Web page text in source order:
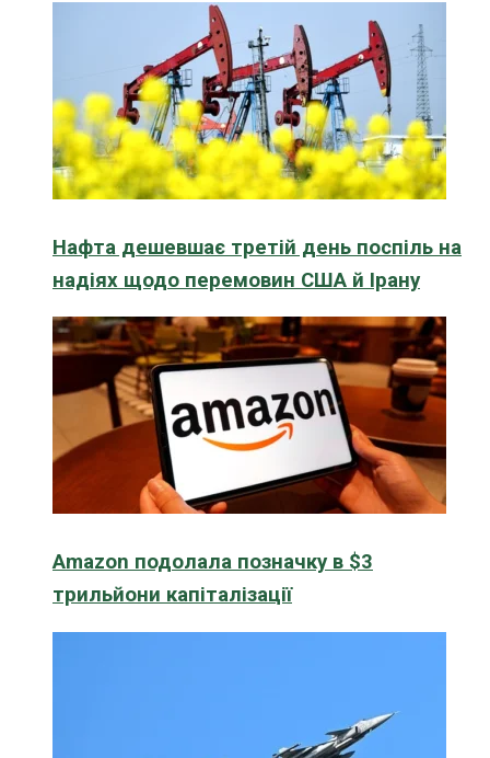
Нафта дешевшає третій день поспіль на
надіях щодо перемовин США й Ірану
Amazon подолала позначку в $3
трильйони капіталізації